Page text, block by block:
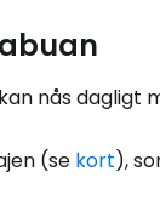
nås
(se kort),